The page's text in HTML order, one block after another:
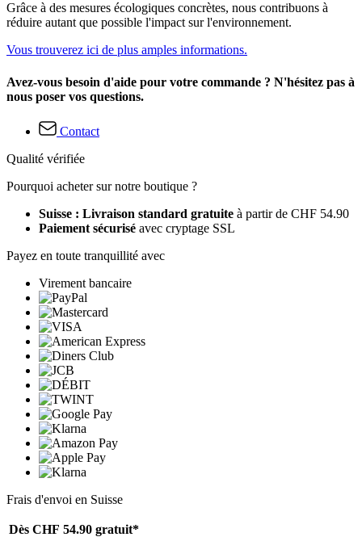
Grâce à des mesures écologiques concrètes, nous contribuons à
réduire autant que possible l'impact sur l'environnement.
Vous trouverez ici de plus amples informations.
Avez-vous besoin d'aide pour votre commande ? N'hésitez pas à
nous poser vos questions.
Contact
Qualité vérifiée
Pourquoi acheter sur notre boutique ?
Suisse : Livraison standard gratuite à partir de CHF 54.90
Paiement sécurisé avec cryptage SSL
Payez en toute tranquillité avec
Virement bancaire
Frais d'envoi en Suisse
Dès CHF 54.90 gratuit*